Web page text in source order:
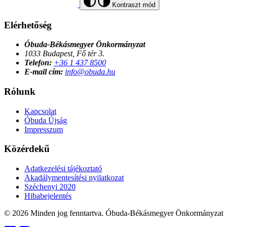
Kontraszt mód
Elérhetőség
Óbuda-Békásmegyer Önkormányzat
1033 Budapest, Fő tér 3.
Telefon: +36 1 437 8500
E-mail cím: info@obuda.hu
Rólunk
Kapcsolat
Óbuda Újság
Impresszum
Közérdekű
Adatkezelési tájékoztató
Akadálymentesítési nyilatkozat
Széchenyi 2020
Hibabejelentés
© 2026 Minden jog fenntartva. Óbuda-Békásmegyer Önkormányzat